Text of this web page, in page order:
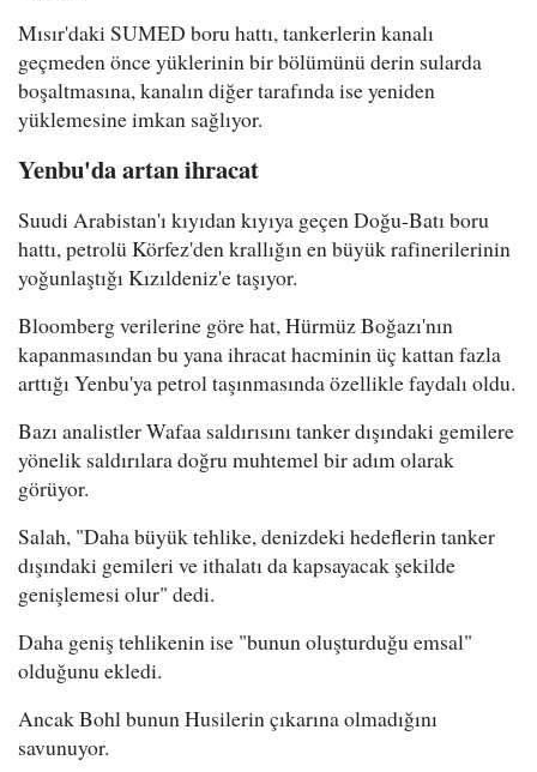
Mısır'daki SUMED boru hattı, tankerlerin kanalı
geçmeden önce yüklerinin bir bölümünü derin sularda
boşaltmasına, kanalın diğer tarafında ise yeniden
yüklemesine imkan sağlıyor.
Yenbu'da artan ihracat
Suudi Arabistan'ı kıyıdan kıyıya geçen Doğu-Batı boru
hattı, petrolü Körfez'den krallığın en büyük rafinerilerinin
yoğunlaştığı Kızıldeniz'e taşıyor.
Bloomberg verilerine göre hat, Hürmüz Boğazı'nın
kapanmasından bu yana ihracat hacminin üç kattan fazla
arttığı Yenbu'ya petrol taşınmasında özellikle faydalı oldu.
Bazı analistler Wafaa saldırısını tanker dışındaki gemilere
yönelik saldırılara doğru muhtemel bir adım olarak
görüyor.
Salah, "Daha büyük tehlike, denizdeki hedeflerin tanker
dışındaki gemileri ve ithalatı da kapsayacak şekilde
genişlemesi olur" dedi.
Daha geniş tehlikenin ise "bunun oluşturduğu emsal"
olduğunu ekledi.
Ancak Bohl bunun Husilerin çıkarına olmadığını
savunuyor.